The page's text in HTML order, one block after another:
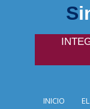
S
INICIO